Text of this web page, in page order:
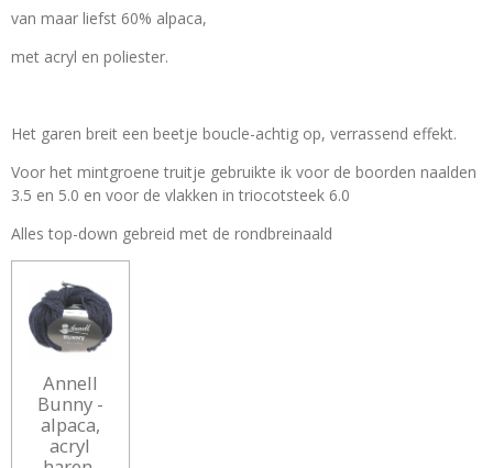
van maar liefst 60% alpaca,
met acryl en poliester.
Het garen breit een beetje boucle-achtig op, verrassend effekt.
Voor het mintgroene truitje gebruikte ik voor de boorden naalden
3.5 en 5.0 en voor de vlakken in triocotsteek 6.0
Alles top-down gebreid met de rondbreinaald
Annell
Bunny -
alpaca,
acryl